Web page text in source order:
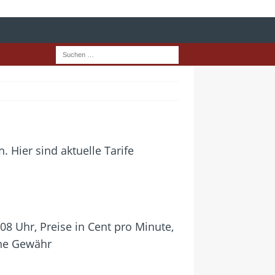
Hier sind aktuelle Tarife
Uhr, Preise in Cent pro Minute,
Gewähr